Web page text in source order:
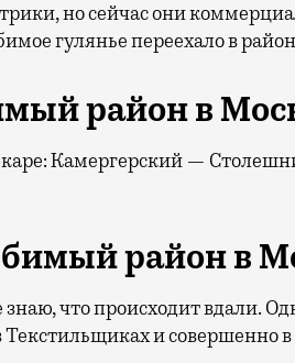
но сейчас они
гулянье переехало в
район в
Камергерский —
район в
знаю, что происходит вдали.
и совершенно в